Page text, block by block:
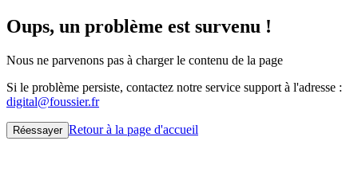
Oups, un problème est survenu !
Nous ne parvenons pas à charger le contenu de la page
Si le problème persiste, contactez notre service support à l'adresse :
digital@foussier.fr
Réessayer Retour à la page d'accueil